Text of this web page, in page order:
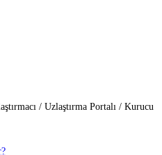
/ Uzlaştırma Portalı / Kurucu